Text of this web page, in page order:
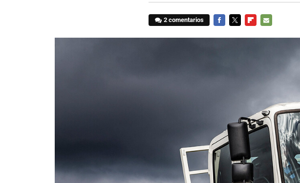
2 comentarios